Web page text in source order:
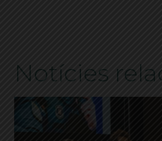
Notícies